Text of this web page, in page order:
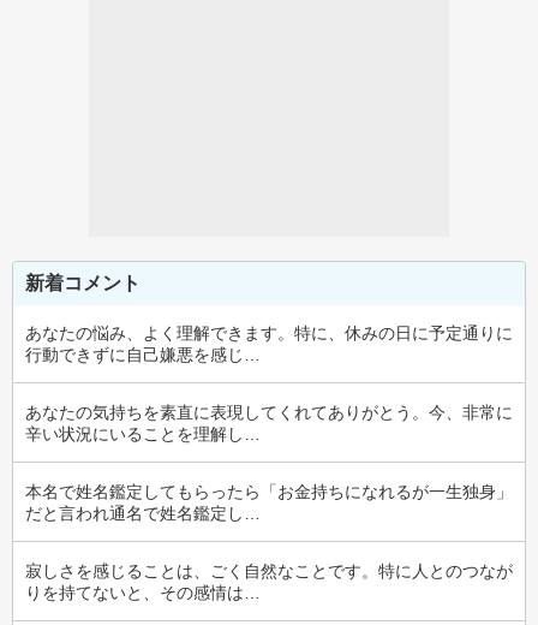
新着コメント
あなたの悩み、よく理解できます。特に、休みの日に予定通りに
行動できずに自己嫌悪を感じ…
あなたの気持ちを素直に表現してくれてありがとう。今、非常に
辛い状況にいることを理解し…
本名で姓名鑑定してもらったら「お金持ちになれるが一生独身」
だと言われ通名で姓名鑑定し…
寂しさを感じることは、ごく自然なことです。特に人とのつなが
りを持てないと、その感情は…